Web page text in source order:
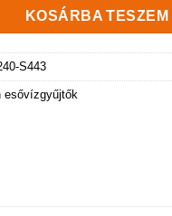
KOSÁRBA TESZEM
S443
esővízgyűjtők